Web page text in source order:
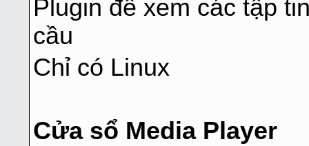
Plugin để xem các tập
cầu
Chỉ có Linux
Cửa sổ Media Player